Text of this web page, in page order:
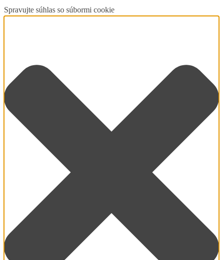
Spravujte súhlas so súbormi cookie